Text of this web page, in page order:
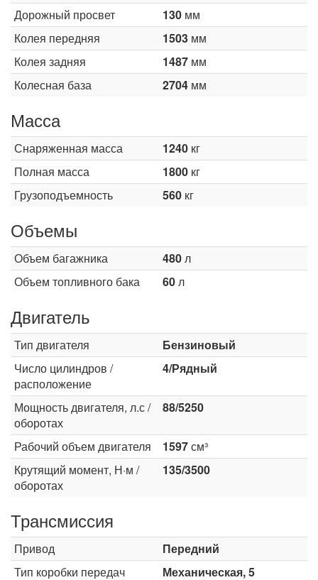
Дорожный просвет
130 мм
Колея передняя
1503 мм
Колея задняя
1487 мм
Колесная база
2704 мм
Масса
Снаряженная масса 1240 кг
Полная масса
1800 кг
Грузоподъемность
560 кг
Объемы
Объем багажника 480л
Объем топливного бака
60л
Двигатель
Тип двигателя
Бензиновый
Число цилиндров /
расположение
4/Рядный
Мощность двигателя, л.с /
оборотах
88/5250
Рабочий объем двигателя 1597см³
Крутящий момент, Н·м /
оборотах
135/3500
Трансмиссия
Привод
Передний
Тип коробки передач
Механическая, 5